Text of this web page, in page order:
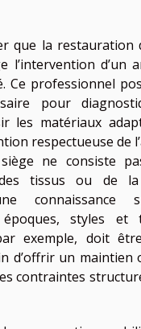
que la restauration
l’intervention d’un
Ce professionnel
pour
les matériaux
respectueuse de
ne consiste
tissus ou de la
connaissance
styles et
exemple, doit
d’offrir un maintien
contraintes